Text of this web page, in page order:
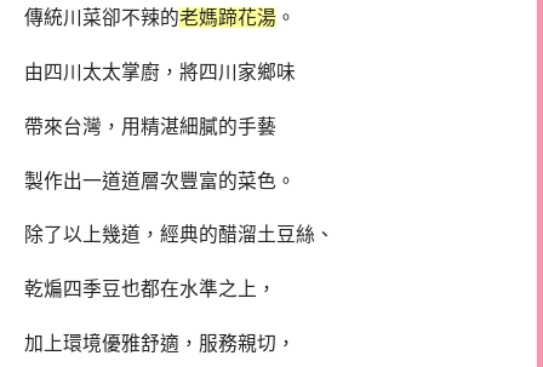
傳統川菜卻不辣的老媽蹄花湯 。
由四川太太掌廚，將四川家鄉味
帶來台灣，用精湛細膩的手藝
製作出一道道層次豐富的菜色。
除了以上幾道，經典的醋溜土豆絲、
乾煸四季豆也都在水準之上，
加上環境優雅舒適，服務親切，